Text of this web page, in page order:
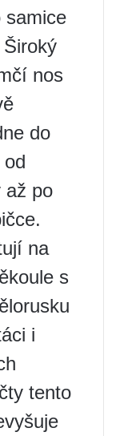
samice
nos
do
až po
na
s
i
tento